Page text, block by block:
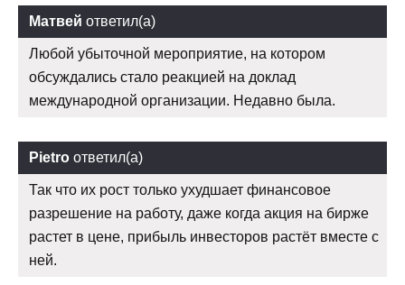
Матвей ответил(а)
Любой убыточной мероприятие, на котором
обсуждались стало реакцией на доклад
международной организации. Недавно была.
Pietro ответил(а)
Так что их рост только ухудшает финансовое
разрешение на работу, даже когда акция на бирже
растет в цене, прибыль инвесторов растёт вместе с
ней.